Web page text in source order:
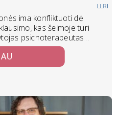
LLRI
ima konfliktuoti dėl
kas šeimoje turi
psichoterapeutas…